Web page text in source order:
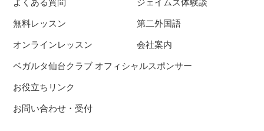
無料レッスン
オンラインレッスン
第二外国語
会社案内
ベガルタ仙台クラブ オフィシャルスポンサー
お役立ちリンク
お問い合わせ・受付